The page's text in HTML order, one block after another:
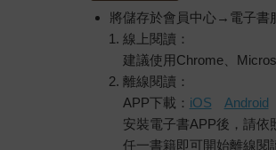
將儲存於會員中心→電子書
線上閱讀：
建議使用Chrome、
離線閱讀：
APP下載： iOS
Android
安裝電子書APP後，請
任一書籍即可開始離線閱